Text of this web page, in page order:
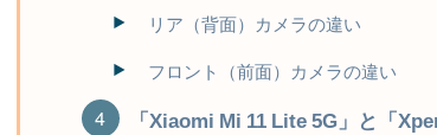
リア（背面）カメラの違い
フロント（前面）カメラの違い
「Xiaomi Mi 11 Lite 5G」と「